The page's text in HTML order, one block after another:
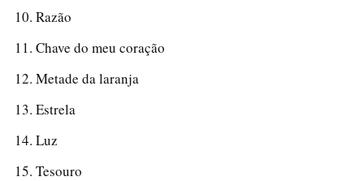
Razão
Chave do meu coração
Metade da laranja
Estrela
Luz
Tesouro